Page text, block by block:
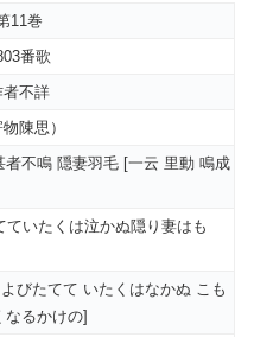
11巻
番歌
者不詳
物陳思）
不鳴 隠妻羽毛 [一云 里動 鳴成
いたくは泣かぬ隠り妻はも
びたてて いたくはなかぬ こも
なるかけの]